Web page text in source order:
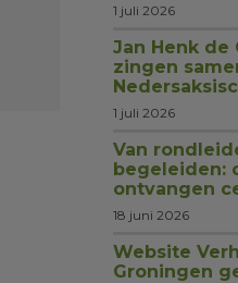
1 juli 2026
Jan Henk de
zingen
1 juli 2026
Van
begeleiden:
ontvangen
18 juni 2026
Website
Groningen